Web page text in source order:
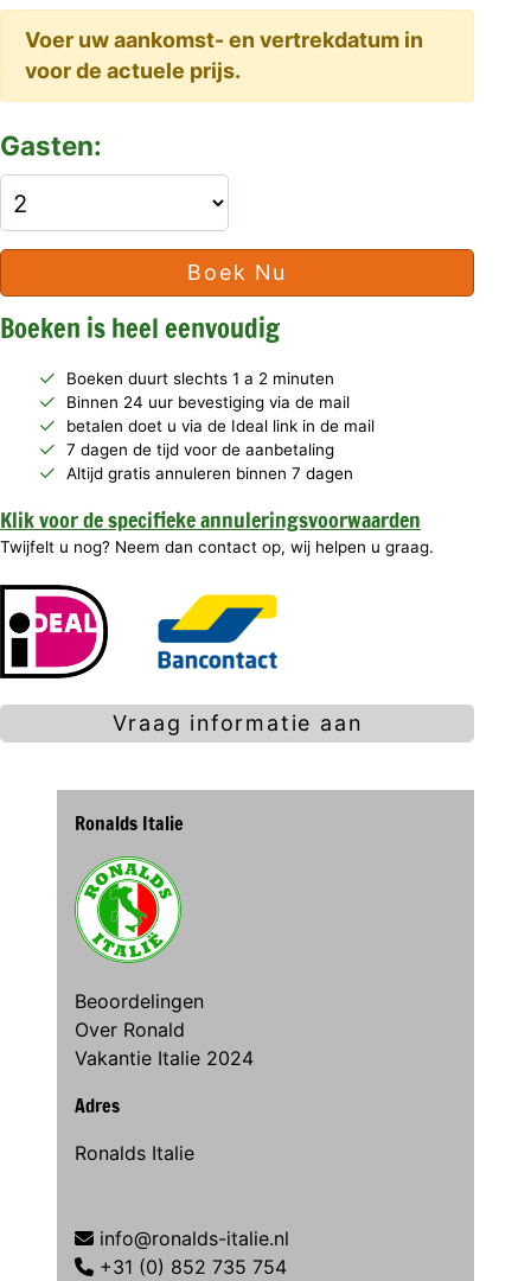
Voer uw aankomst- en vertrekdatum in
voor de actuele prijs.
Gasten:
Boek Nu
Boeken is heel eenvoudig
Boeken duurt slechts 1 a 2 minuten
Binnen 24 uur bevestiging via de mail
betalen doet u via de Ideal link in de mail
7 dagen de tijd voor de aanbetaling
Altijd gratis annuleren binnen 7 dagen
Klik voor de specifieke annuleringsvoorwaarden
Twijfelt u nog? Neem dan contact op, wij helpen u graag.
Vraag informatie aan
Ronalds Italie
Beoordelingen
Over Ronald
Vakantie Italie 2024
Adres
Ronalds Italie
info@ronalds-italie.nl
+31 (0) 852 735 754